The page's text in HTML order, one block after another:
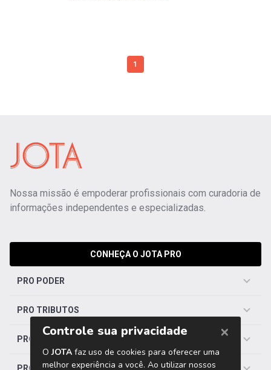
1
Nossa missão é empoderar profissionais com curadoria de
informações independentes e especializadas.
CONHEÇA O JOTA PRO
PRO PODER
PRO TRIBUTOS
PRO TRABALHISTA